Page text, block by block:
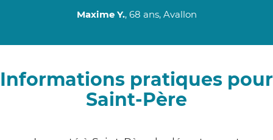
Maxime Y., 68 ans, Avallon
Informations pratiques pour
Saint-Père